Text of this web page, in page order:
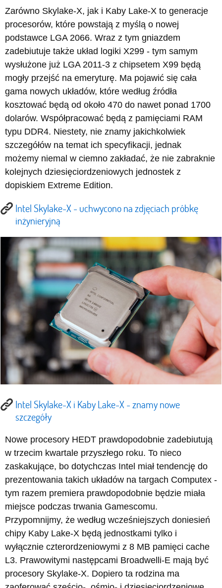
Zarówno Skylake-X, jak i Kaby Lake-X to generacje
procesorów, które powstają z myślą o nowej
podstawce LGA 2066. Wraz z tym gniazdem
zadebiutuje także układ logiki X299 - tym samym
wysłużone już LGA 2011-3 z chipsetem X99 będą
mogły przejść na emeryturę. Ma pojawić się cała
gama nowych układów, które według źródła
kosztować będą od około 470 do nawet ponad 1700
dolarów. Współpracować będą z pamięciami RAM
typu DDR4. Niestety, nie znamy jakichkolwiek
szczegółów na temat ich specyfikacji, jednak
możemy niemal w ciemno zakładać, że nie zabraknie
kolejnych dziesięciordzeniowych jednostek z
dopiskiem Extreme Edition.
Intel Skylake-X - uchwycono na zdjęciach próbkę
inżynieryjną
Intel Skylake-X i Kaby Lake-X - znamy nowe
szczegóły
Nowe procesory HEDT prawdopodobnie zadebiutują
w trzecim kwartale przyszłego roku. To nieco
zaskakujące, bo dotychczas Intel miał tendencję do
prezentowania takich układów na targach Computex -
tym razem premiera prawdopodobnie będzie miała
miejsce podczas trwania Gamescomu.
Przypomnijmy, że według wcześniejszych doniesień
chipy Kaby Lake-X będą jednostkami tylko i
wyłącznie czterordzeniowymi z 8 MB pamięci cache
L3. Prawowitymi następcami Broadwelli-E mają być
procesory Skylake-X. Dopiero ta rodzina ma